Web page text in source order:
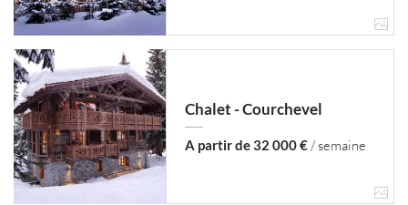
Chalet - Courchevel
A partir de 32 000 €/ semaine